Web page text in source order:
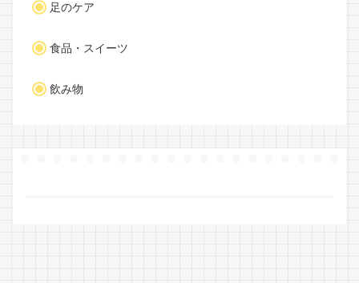
足のケア
食品・スイーツ
飲み物